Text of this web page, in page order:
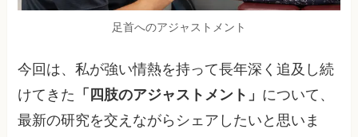
足首へのアジャストメント
今回は、私が強い情熱を持って長年深く追及し続
けてきた 「四肢のアジャストメント」 について、
最新の研究を交えながらシェアしたいと思いま